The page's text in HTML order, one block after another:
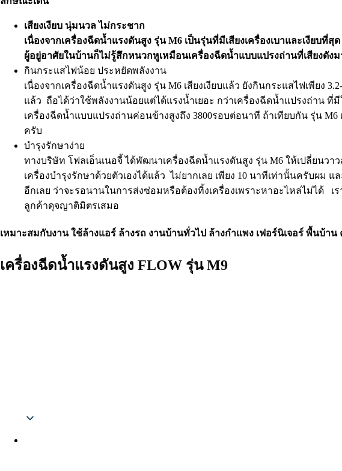
เสียงเงียบ นุ่มนวล ไม่กระชาก
เนื่องจากเครื่องฉีดน้ำแรงดันสูง รุ่น M6 เป็นรุ่นที่มีเสียงเครื่องเบาและเงียบ
ผู้อยู่อาศัยในบ้านก็ไม่รู้สึกหนวกหูเหมือนเครื่องฉีดน้ำแบบแปรงถ่านที่เสียงดังม
กินกระแสไฟน้อย ประหยัดพลังงาน
เนื่องจากเครื่องฉีดน้ำแรงดันสูง รุ่น M6 เสียงเงียบแล้ว ยังกินกระแสไฟเพียง
แล้ว ถือได้ว่าใช้พลังงานน้อยแต่ได้แรงน้ำเยอะ กว่าเครื่องฉีดน้ำแปรงถ่าน
เครื่องฉีดน้ำแบบแปรงถ่านค่อนข้างสูงถึง 3800รอบต่อนาที ถ้าเทียบกัน รุ่น
ครับ
บำรุงรักษาง่าย
ทางบริษัท โฟลเอ็นเนอจี้ ได้พัฒนาเครื่องฉีดน้ำแรงดันสูง รุ่น M6 ให้เปลี่ยนวา
เครื่องบำรุงรักษาด้วยตัวเองได้แล้ว ไม่ยากเลย เพียง 10 นาทีเท่านั้นครับผ
อีกเลย ว่าจะรอนานในการส่งซ่อมหรือต้องทิ้งเครื่องเพราะหาอะไหล่ไม่ไ
ลูกค้าดุจญาติมิตรเสมอ
เหมาะสมกับงาน ใช้ล้างแอร์ ล้างรถ งานบ้านทั่วไป ล้างกำแพง เฟอร์นิเจอร์ พื้นบ้าน
เครื่องฉีดน้ำแรงดันสูง FLOW รุ่น M9